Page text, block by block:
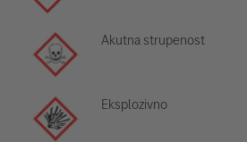
Akutna strupenost
Eksplozivno